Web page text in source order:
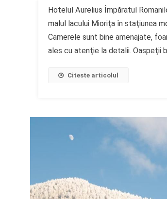
Hotelul Aurelius Împăratul
malul lacului Mioriţa în staţiunea
Camerele sunt bine amenajate,
ales cu atenţie la detalii. Oaspeţii
Citeste articolul